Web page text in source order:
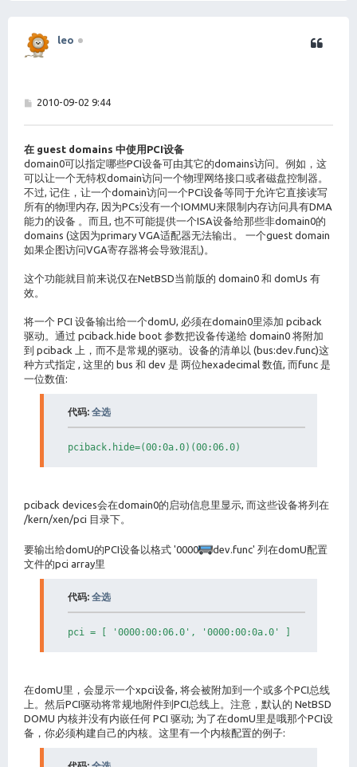
leo
帖
2010-09-02 9:44
在 guest domains 中使用PCI设备
domain0可以指定哪些PCI设备可由其它的domains访问。例如，这
可以让一个无特权domain访问一个物理网络接口或者磁盘控制器。
不过, 记住，让一个domain访问一个PCI设备等同于允许它直接读写
所有的物理内存, 因为PCs没有一个IOMMU来限制内存访问具有DMA
能力的设备 。而且, 也不可能提供一个ISA设备给那些非domain0的
domains (这因为primary VGA适配器无法输出。 一个guest domain
如果企图访问VGA寄存器将会导致混乱)。
这个功能就目前来说仅在NetBSD当前版的 domain0 和 domUs 有
效。
将一个 PCI 设备输出给一个domU, 必须在domain0里添加 pciback
驱动。通过 pciback.hide boot 参数把设备传递给 domain0 将附加
到 pciback 上，而不是常规的驱动。设备的清单以 (bus:dev.func)这
种方式指定 , 这里的 bus 和 dev 是 两位hexadecimal 数值, 而func 是
一位数值:
代码: 全选
pciback.hide=(00:0a.0)(00:06.0)
pciback devices会在domain0的启动信息里显示, 而这些设备将列在
/kern/xen/pci 目录下。
要输出给domU的PCI设备以格式 '0000
dev.func' 列在domU配置
文件的pci array里
代码: 全选
pci = [ '0000:00:06.0', '0000:00:0a.0' ]
在domU里，会显示一个xpci设备, 将会被附加到一个或多个PCI总线
上。然后PCI驱动将常规地附件到PCI总线上。注意，默认的 NetBSD
DOMU 内核并没有内嵌任何 PCI 驱动; 为了在domU里是哦那个PCI设
备，你必须构建自己的内核。这里有一个内核配置的例子: